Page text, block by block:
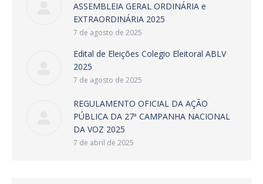
ASSEMBLEIA GERAL ORDINÁRIA e
EXTRAORDINÁRIA 2025
7 de agosto de 2025
Edital de Eleições Colegio Eleitoral ABLV
2025
7 de agosto de 2025
REGULAMENTO OFICIAL DA AÇÃO
PÚBLICA DA 27ª CAMPANHA NACIONAL
DA VOZ 2025
7 de abril de 2025